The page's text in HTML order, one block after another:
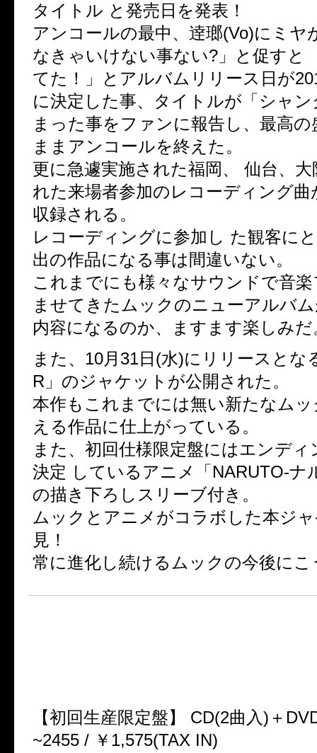
タイトル と発売日を発表！
アンコールの最中、逹瑯(Vo)にミヤ
なきゃいけない事ない?」と促すと
てた！」とアルバムリリース日が
に決定した事、タイトルが「シャ
まった事をファンに報告し、最高
ままアンコールを終えた。
更に急遽実施された福岡、 仙台、
れた来場者参加のレコーディング
収録される。
レコーディングに参加し た観客に
出の作品になる事は間違いない。
これまでにも様々なサウンドで音
ませてきたムックのニューアルバ
内容になるのか、ますます楽しみだ
また、10月31日(水)にリリースとな
R」のジャケットが公開された。
本作もこれまでには無い新たなム
える作品に仕上がっている。
また、初回仕様限定盤にはエンデ
決定 しているアニメ「NARUTO-ナ
の描き下ろしスリーブ付き。
ムックとアニメがコラボした本ジ
見！
常に進化し続けるムックの今後にこ
【初回生産限定盤】 CD(2曲入)＋
~2455 / ￥1,575(TAX IN)